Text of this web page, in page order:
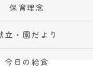
保育理念
立・園だより
今日の給食